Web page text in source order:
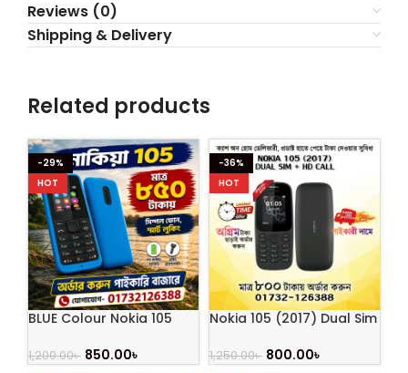
Reviews (0)
Shipping & Delivery
Related products
-29%
HOT
BLUE Colour Nokia 105
1,200.00৳ 850.00৳
-36%
HOT
Nokia 105 (2017) Dual Sim
1,250.00৳ 800.00৳